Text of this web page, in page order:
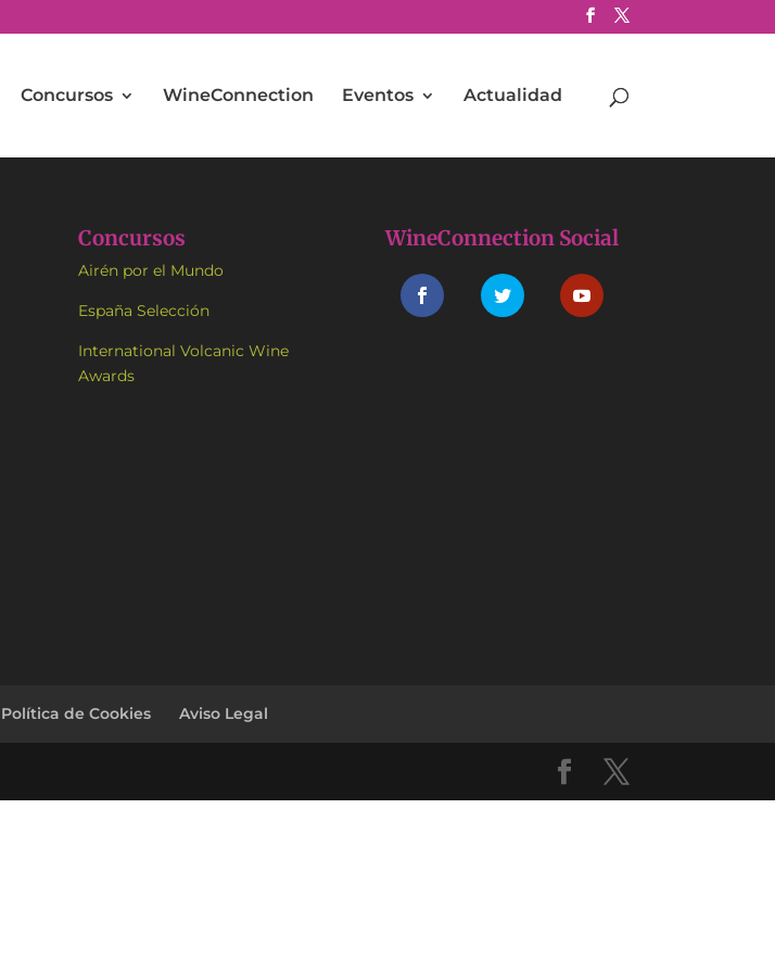
Concursos WineConnection Eventos Actualidad
Concursos
Airén por el Mundo
España Selección
International Volcanic Wine
Awards
WineConnection Social
Política de Cookies Aviso Legal